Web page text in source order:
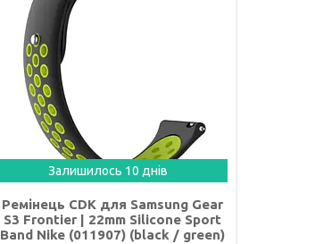
Залишилось 10 днів
Ремінець CDK для Samsung Gear
S3 Frontier | 22mm Silicone Sport
Band Nike (011907) (black / green)